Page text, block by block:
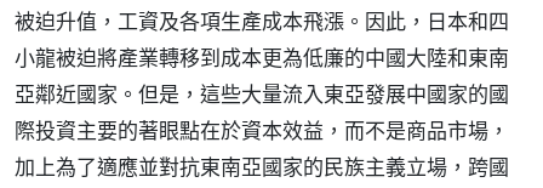
被迫升值，工資及各項生產成本飛漲。因此，日本和四
小龍被迫將產業轉移到成本更為低廉的中國大陸和東南
亞鄰近國家。但是，這些大量流入東亞發展中國家的國
際投資主要的著眼點在於資本效益，而不是商品市場，
加上為了適應並對抗東南亞國家的民族主義立場，跨國